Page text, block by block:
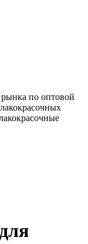
по оптовой